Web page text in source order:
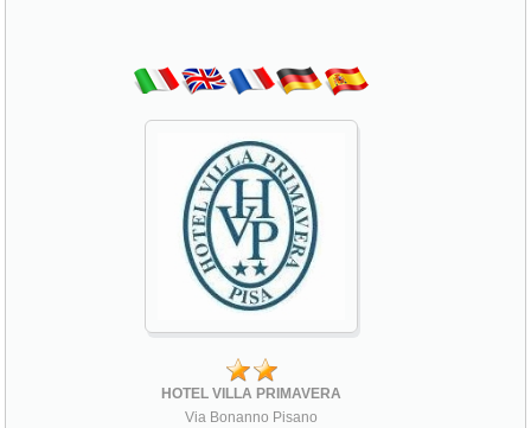
HOTEL VILLA PRIMAVERA
Via Bonanno Pisano